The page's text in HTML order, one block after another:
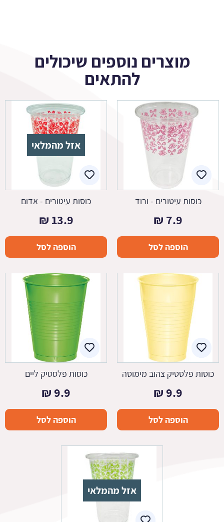
מוצרים נוספים שיכולים
להתאים
כוסות עיטורים - ורוד
7.9
₪
הוספה לסל
אזל מהמלאי
כוסות עיטורים - אדום
13.9
₪
הוספה לסל
כוסות פלסטיק צהוב מימוסה
9.9
₪
הוספה לסל
כוסות פלסטיק ליים
9.9
₪
הוספה לסל
אזל מהמלאי